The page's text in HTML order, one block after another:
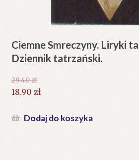
Ciemne Smreczyny. Liryki
Dziennik tatrzański.
29.40zł
Pierwotna
wynosiła:
18.90 zł
cenaDodaj do koszyka